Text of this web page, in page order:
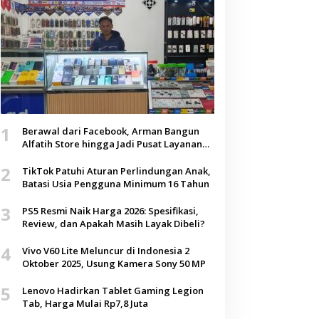
1
Berawal dari Facebook, Arman Bangun
Alfatih Store hingga Jadi Pusat Layanan
2
TikTok Patuhi Aturan Perlindungan Anak,
Batasi Usia Pengguna Minimum 16 Tahun
3
PS5 Resmi Naik Harga 2026: Spesifikasi,
Review, dan Apakah Masih Layak Dibeli?
4
Vivo V60 Lite Meluncur di Indonesia 2
Oktober 2025, Usung Kamera Sony 50 MP
5
Lenovo Hadirkan Tablet Gaming Legion
Tab, Harga Mulai Rp7,8 Juta